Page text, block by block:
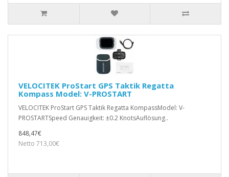
VELOCITEK ProStart GPS Taktik Regatta
Kompass Model: V-PROSTART
VELOCITEK ProStart GPS Taktik Regatta KompassModel: V-
PROSTARTSpeed Genauigkeit: ±0.2 KnotsAuflösung..
848,47€
Netto 713,00€